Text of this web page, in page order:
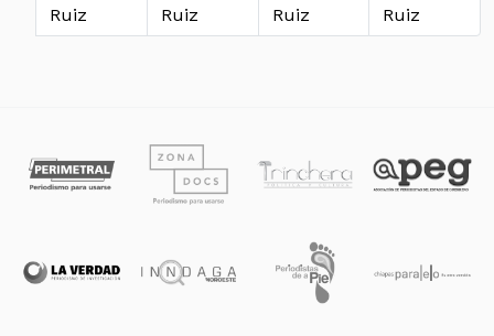
Ruiz
Ruiz
Ruiz
Ruiz